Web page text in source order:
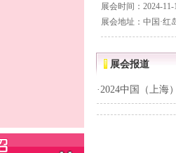
展会时间：2024-11-
展会地址：中国·红
展会报道
·2024中国（上海